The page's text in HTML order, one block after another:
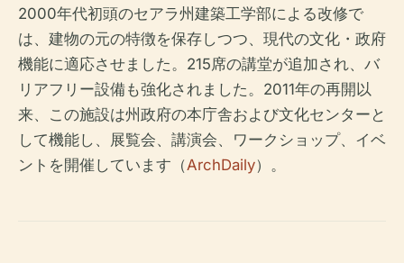
2000年代初頭のセアラ州建築工学部による改修で
は、建物の元の特徴を保存しつつ、現代の文化・政府
機能に適応させました。215席の講堂が追加され、バ
リアフリー設備も強化されました。2011年の再開以
来、この施設は州政府の本庁舎および文化センターと
して機能し、展覧会、講演会、ワークショップ、イベ
ントを開催しています（ArchDaily）。